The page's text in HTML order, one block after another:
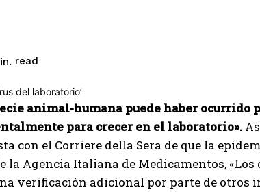
read
animal-humana puede haber ocurrido
para crecer en el laboratorio».
con el Corriere della Sera de que la
la Agencia Italiana de Medicamentos, «Los
verificación adicional por parte de otros